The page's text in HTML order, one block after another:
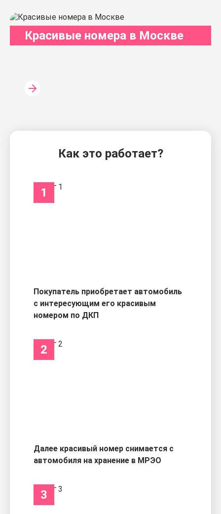
Красивые номера в Москве
Как это работает?
1
Покупатель приобретает автомобиль
с интересующим его красивым
номером по ДКП
2
Далее красивый номер снимается с
автомобиля на хранение в МРЭО
3